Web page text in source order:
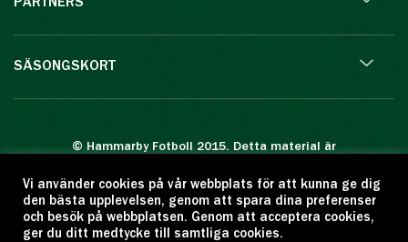
SÄSONGSKORT
© Hammarby Fotboll 2015. Detta material är
Eftertryck eller annan kopiering är förbjuden.
Citera oss gärna men ange källan:
www.hammarbyfotboll.se. Ansvarig utgivare:
Vi använder cookies på vår webbplats för att kunna ge dig
den bästa upplevelsen, genom att spara dina preferenser
och besök på webbplatsen. Genom att acceptera cookies,
ger du ditt medtycke till samtliga cookies.